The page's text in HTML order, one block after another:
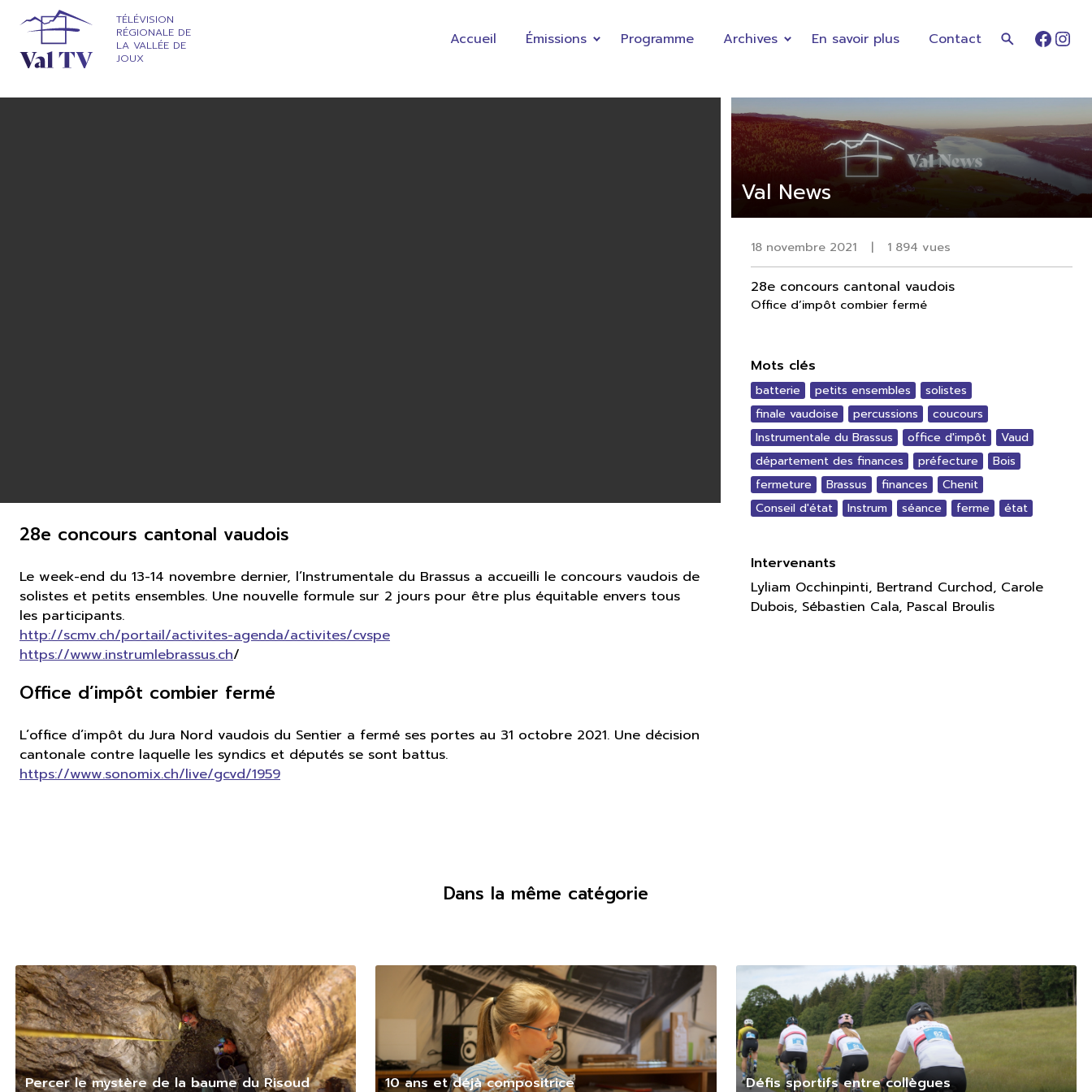
TÉLÉVISION
RÉGIONALE DE
LA VALLÉE DE
JOUX
Accueil Émissions Programme Archives En savoir plus Contact
Val News
18 novembre 2021 | 1 894 vues
28e concours cantonal vaudois
Office d’impôt combier fermé
Mots clés
batterie petits ensembles
solistes
finale vaudoise
percussions
coucours
Instrumentale du Brassus
office d'impôt
Vaud
département des finances
préfecture
Bois
fermeture
Brassus finances
Chenit
Conseil d'état
Instrum séance ferme état
Intervenants
Lyliam Occhinpinti, Bertrand Curchod, Carole
Dubois, Sébastien Cala, Pascal Broulis
28e concours cantonal vaudois
Le week-end du 13-14 novembre dernier, l’Instrumentale du Brassus a accueilli le concours vaudois de
solistes et petits ensembles. Une nouvelle formule sur 2 jours pour être plus équitable envers tous
les participants.
http://scmv.ch/portail/activites-agenda/activites/cvspe
https://www.instrumlebrassus.ch/
Office d’impôt combier fermé
L’office d’impôt du Jura Nord vaudois du Sentier a fermé ses portes au 31 octobre 2021. Une décision
cantonale contre laquelle les syndics et députés se sont battus.
https://www.sonomix.ch/live/gcvd/1959
Dans la même catégorie
Percer le mystère de la baume du Risoud 10 ans et déjà compositrice Défis sportifs entre collègues